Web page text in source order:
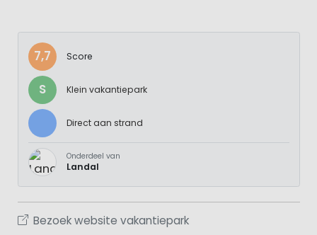
7,7 Score
S Klein vakantiepark
Direct aan strand
Onderdeel van
Landal
Bezoek website vakantiepark